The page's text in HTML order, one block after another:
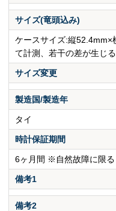
サイズ(竜頭込み)
ケースサイズ:縦
て計測、若干の差が生じ
サイズ変更
製造国/製造年
タイ
時計保証期間
6ヶ月間 ※自然故障に限る
備考1
備考2